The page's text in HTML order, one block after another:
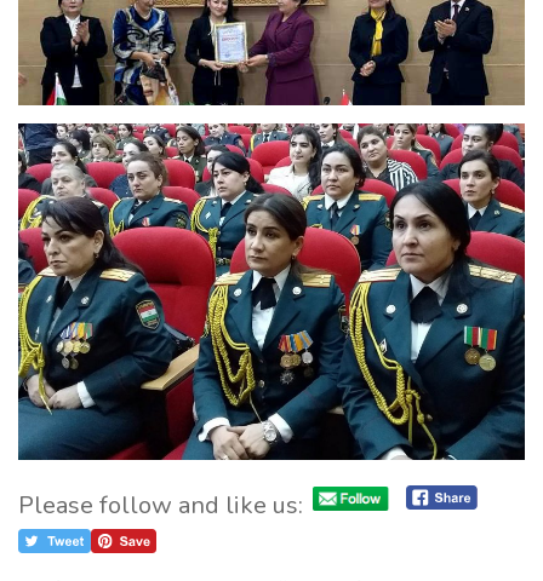
Please follow and like us: